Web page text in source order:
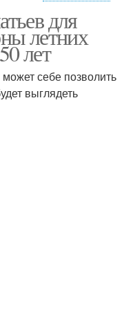
Нарядное платье
платья
для
летних
лет
себе позволить
выглядеть